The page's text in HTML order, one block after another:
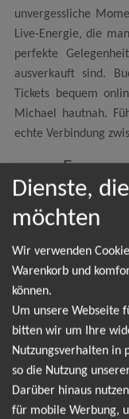
unvergessliche
Live-Energie, die
perfekte
ausverkauft sind.
Tickets bequem
Michael hautnah.
echte Verbindung
Leider gibt es
keine Termine.
direkt, sobald es
für den 5
anmelden und
Dienste,
möchten
Wir verwenden
Warenkorb und
können.
Um unsere Webseite
bitten wir um Ihre
Nutzungsverhalten in
so die Nutzung
Darüber hinaus
für mobile Werbung,